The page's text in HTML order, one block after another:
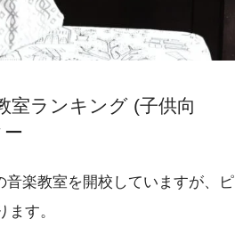
室ランキング (子供向
楽教室を開校していますが、ピ
す。